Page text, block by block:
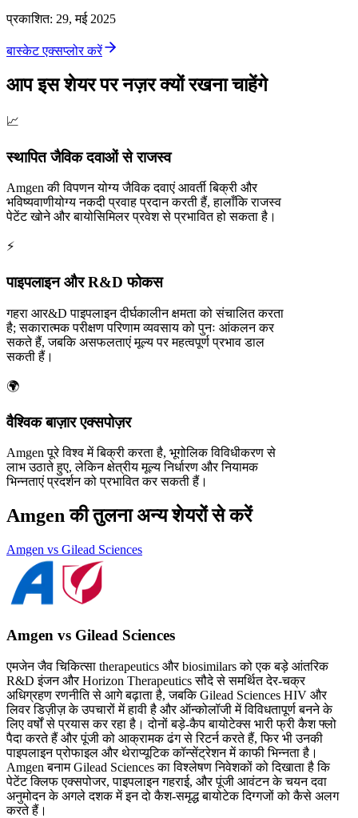
प्रकाशित: 29, मई 2025
बास्केट एक्सप्लोर करें
आप इस शेयर पर नज़र क्यों रखना चाहेंगे
📈
स्थापित जैविक दवाओं से राजस्व
Amgen की विपणन योग्य जैविक दवाएं आवर्ती बिक्री और
भविष्यवाणीयोग्य नकदी प्रवाह प्रदान करती हैं, हालाँकि राजस्व
पेटेंट खोने और बायोसिमिलर प्रवेश से प्रभावित हो सकता है।
⚡
पाइपलाइन और R&D फोकस
गहरा आर&D पाइपलाइन दीर्घकालीन क्षमता को संचालित करता
है; सकारात्मक परीक्षण परिणाम व्यवसाय को पुनः आंकलन कर
सकते हैं, जबकि असफलताएं मूल्य पर महत्वपूर्ण प्रभाव डाल
सकती हैं।
🌍
वैश्विक बाज़ार एक्सपोज़र
Amgen पूरे विश्व में बिक्री करता है, भूगोलिक विविधीकरण से
लाभ उठाते हुए, लेकिन क्षेत्रीय मूल्य निर्धारण और नियामक
भिन्नताएं प्रदर्शन को प्रभावित कर सकती हैं।
Amgen की तुलना अन्य शेयरों से करें
Amgen vs Gilead Sciences
Amgen vs Gilead Sciences
एमजेन जैव चिकित्सा therapeutics और biosimilars को एक बड़े आंतरिक
R&D इंजन और Horizon Therapeutics सौदे से समर्थित देर-चक्र
अधिग्रहण रणनीति से आगे बढ़ाता है, जबकि Gilead Sciences HIV और
लिवर डिज़ीज़ के उपचारों में हावी है और ऑन्कोलॉजी में विविधतापूर्ण बनने के
लिए वर्षों से प्रयास कर रहा है। दोनों बड़े-कैप बायोटेक्स भारी फ्री कैश फ्लो
पैदा करते हैं और पूंजी को आक्रामक ढंग से रिटर्न करते हैं, फिर भी उनकी
पाइपलाइन प्रोफाइल और थेराप्यूटिक कॉन्सेंट्रेशन में काफी भिन्नता है।
Amgen बनाम Gilead Sciences का विश्लेषण निवेशकों को दिखाता है कि
पेटेंट क्लिफ एक्सपोजर, पाइपलाइन गहराई, और पूंजी आवंटन के चयन दवा
अनुमोदन के अगले दशक में इन दो कैश-समृद्ध बायोटेक दिग्गजों को कैसे अलग
करते हैं।